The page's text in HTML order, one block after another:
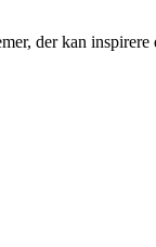
der kan inspirere